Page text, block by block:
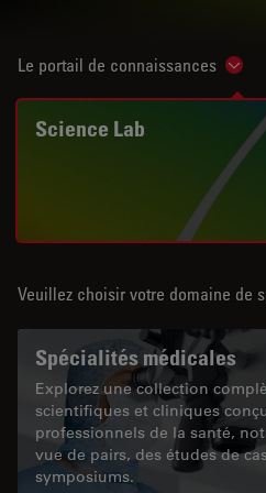
Le portail de connaissances
Science Lab
Veuillez choisir votre domaine de
Spécialités médicales
Explorez une collection
scientifiques et cliniques
professionnels de la santé,
vue de pairs, des études de
symposiums.